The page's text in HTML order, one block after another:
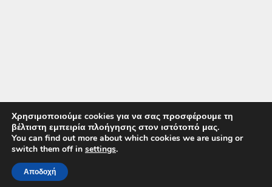
Copyright 2015 ACE Power Electronics - All Right Reserved
ΚΑΛΕΣΤΕ ΜΑΣ
Χρησιμοποιούμε cookies για να σας προσφέρουμε τη
βέλτιστη εμπειρία πλοήγησης στον ιστότοπό μας.
You can find out more about which cookies we are using or
switch them off in settings.
Αποδοχή